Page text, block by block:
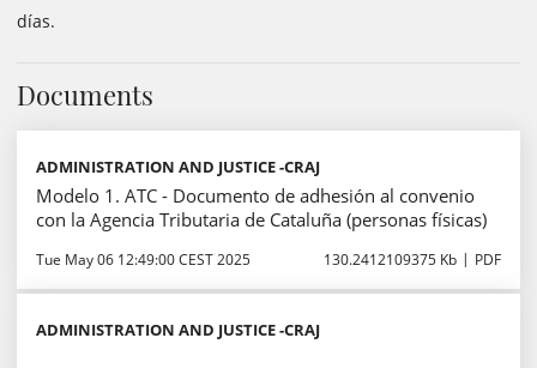
días.
Documents
ADMINISTRATION AND JUSTICE -CRAJ
Modelo 1. ATC - Documento de adhesión al convenio
con la Agencia Tributaria de Cataluña (personas físicas)
Tue May 06 12:49:00 CEST 2025 130.2412109375 Kb PDF
ADMINISTRATION AND JUSTICE -CRAJ